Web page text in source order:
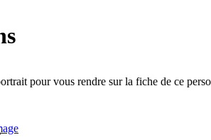
pour vous rendre sur la fiche de ce